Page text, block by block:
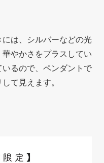
は、シルバーなどの光
やかさをプラスしてい
るので、ペンダントで
て見えます。